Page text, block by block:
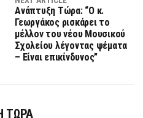
Ανάπτυξη Τώρα: “Ο κ.
Γεωργάκος ρισκάρει το
μέλλον του νέου Μουσικού
Σχολείου λέγοντας ψέματα
– Είναι επικίνδυνος”
ΤΩΡΑ